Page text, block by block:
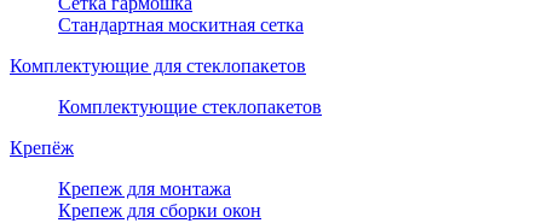
Стандартная москитная сетка
Комплектующие для стеклопакетов
Комплектующие стеклопакетов
Крепёж
Крепеж для монтажа
Крепеж для сборки окон